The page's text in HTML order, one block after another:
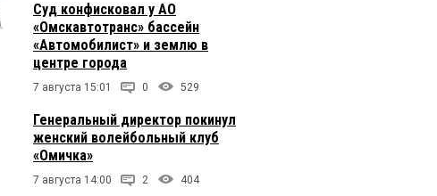
Суд конфисковал у АО
«Омскавтотранс» бассейн
«Автомобилист» и землю в
центре города
7 августа 15:01 0 529
Генеральный директор покинул
женский волейбольный клуб
«Омичка»
7 августа 14:00 2 404